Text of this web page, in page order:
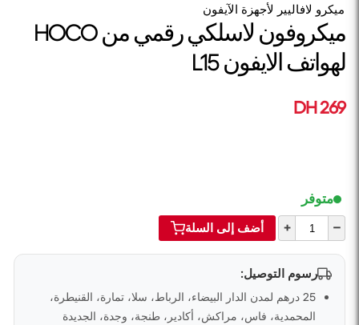
ميكرو لافاليير لأجهزة الآيفون
ميكروفون لاسلكي رقمي من HOCO
لهواتف الايفون L15
269 DH
متوفر
–
+ أضف إلى السلة
رسوم التوصيل:
25 درهم لمدن الدار البيضاء، الرباط، سلا، تمارة، القنيطرة،
المحمدية، فاس، مراكش، أكادير، طنجة، وجدة، الجديدة